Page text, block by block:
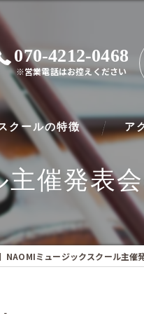
070-4212-0468
※営業電話はお控えください
クールの特徴
ト
ネット
ア
催発表
NAOMIミュージックスクール主催